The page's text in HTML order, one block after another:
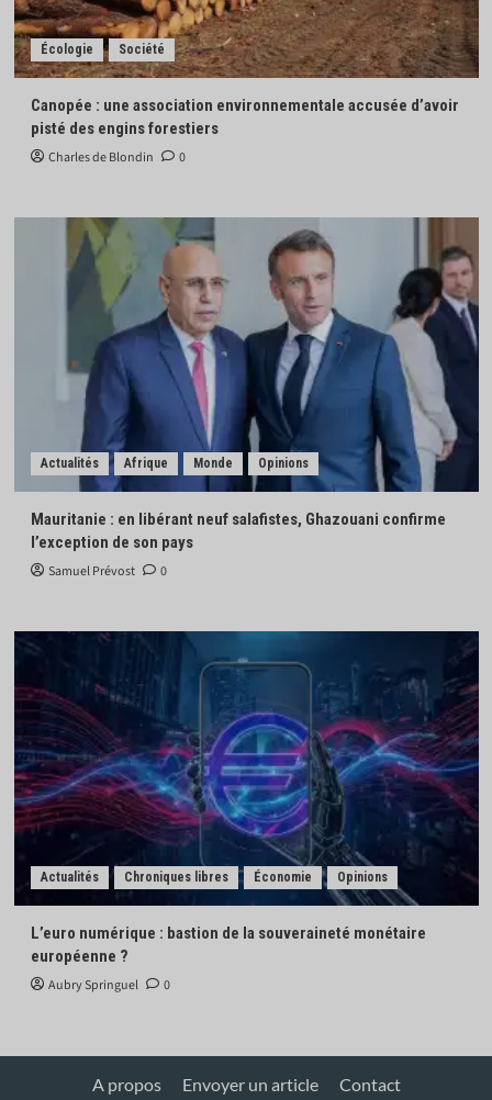
Écologie Société
Canopée : une association environnementale accusée d’avoir
pisté des engins forestiers
Charles de Blondin 0
Actualités Afrique Monde Opinions
Mauritanie : en libérant neuf salafistes, Ghazouani confirme
l’exception de son pays
Samuel Prévost 0
Actualités Chroniques libres Économie Opinions
L’euro numérique : bastion de la souveraineté monétaire
européenne ?
Aubry Springuel 0
A propos Envoyer un article Contact